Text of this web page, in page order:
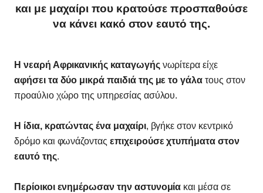
και με μαχαίρι που κρατούσε προσπαθούσε
να κάνει κακό στον εαυτό της.
Η νεαρή Αφρικανικής καταγωγήςνωρίτερα είχε
αφήσει τα δύο μικρά παιδιά της με το γάλα τους στον
προαύλιο χώρο της υπηρεσίας ασύλου.
Η ίδια, κρατώντας ένα μαχαίρι, βγήκε στον κεντρικό
δρόμο και φωνάζοντας επιχειρούσε χτυπήματα στον
εαυτό της.
Περίοικοι ενημέρωσαν την αστυνομία και μέσα σε